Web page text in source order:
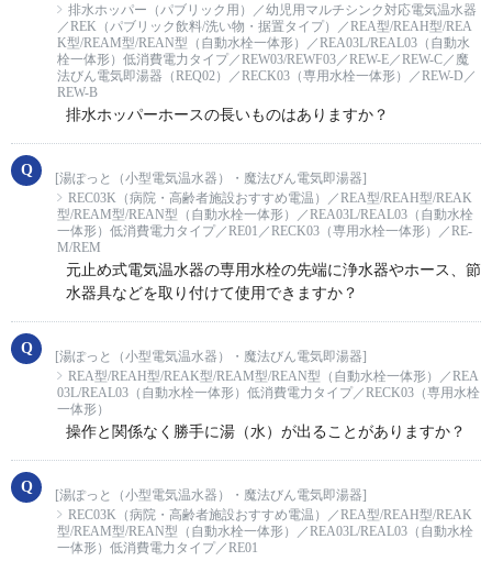
排水ホッパー（パブリック用）／幼児用マルチシンク対応電気温水器
／REK（パブリック飲料/洗い物・据置タイプ）／REA型/REAH型/REA
K型/REAM型/REAN型（自動水栓一体形）／REA03L/REAL03（自動水
栓一体形）低消費電力タイプ／REW03/REWF03／REW-E／REW-C／魔
法びん電気即湯器（REQ02）／RECK03（専用水栓一体形）／REW-D／
REW-B
排水ホッパーホースの長いものはありますか？
[湯ぽっと（小型電気温水器）・魔法びん電気即湯器]
REC03K（病院・高齢者施設おすすめ電温）／REA型/REAH型/REAK
型/REAM型/REAN型（自動水栓一体形）／REA03L/REAL03（自動水栓
一体形）低消費電力タイプ／RE01／RECK03（専用水栓一体形）／RE-
M/REM
元止め式電気温水器の専用水栓の先端に浄水器やホース、節
水器具などを取り付けて使用できますか？
[湯ぽっと（小型電気温水器）・魔法びん電気即湯器]
REA型/REAH型/REAK型/REAM型/REAN型（自動水栓一体形）／REA
03L/REAL03（自動水栓一体形）低消費電力タイプ／RECK03（専用水栓
一体形）
操作と関係なく勝手に湯（水）が出ることがありますか？
[湯ぽっと（小型電気温水器）・魔法びん電気即湯器]
REC03K（病院・高齢者施設おすすめ電温）／REA型/REAH型/REAK
型/REAM型/REAN型（自動水栓一体形）／REA03L/REAL03（自動水栓
一体形）低消費電力タイプ／RE01